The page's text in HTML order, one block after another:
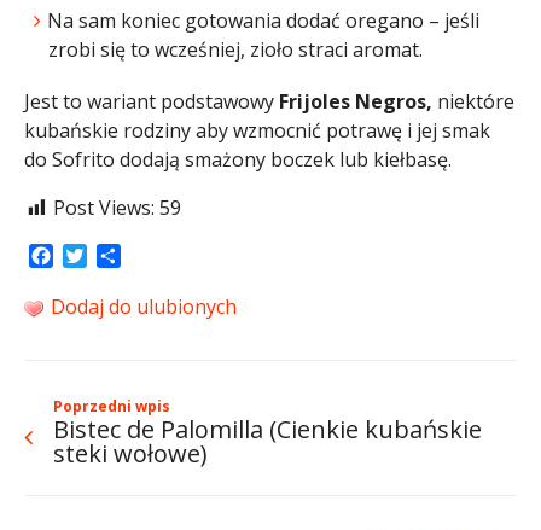
Na sam koniec gotowania dodać oregano – jeśli
zrobi się to wcześniej, zioło straci aromat.
Jest to wariant podstawowy Frijoles Negros, niektóre
kubańskie rodziny aby wzmocnić potrawę i jej smak
do Sofrito dodają smażony boczek lub kiełbasę.
Post Views: 59
Facebook
Twitter
Dodaj do ulubionych
Poprzedni wpis
Bistec de Palomilla (Cienkie kubańskie
steki wołowe)